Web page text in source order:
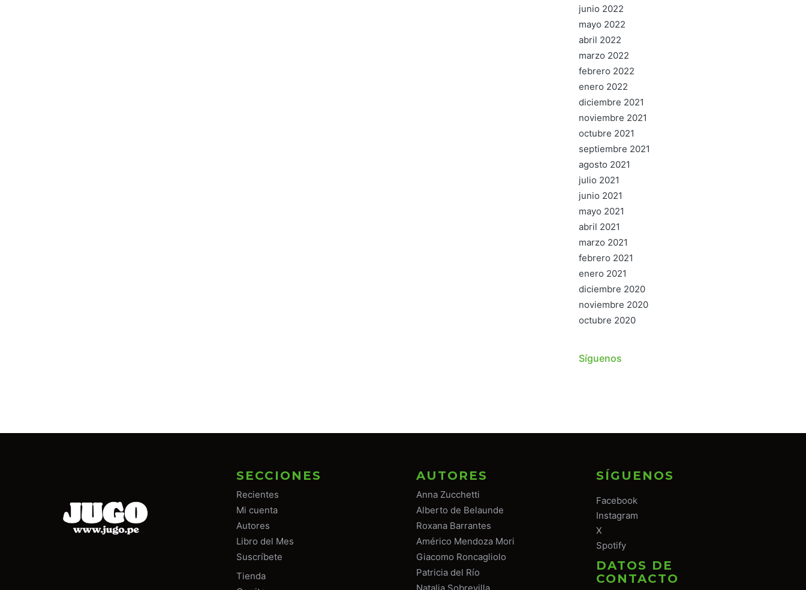
junio 2022
mayo 2022
abril 2022
marzo 2022
febrero 2022
enero 2022
diciembre 2021
noviembre 2021
octubre 2021
septiembre 2021
agosto 2021
julio 2021
junio 2021
mayo 2021
abril 2021
marzo 2021
febrero 2021
enero 2021
diciembre 2020
noviembre 2020
octubre 2020
Síguenos
SECCIONES
Recientes
Mi cuenta
Autores
Libro del Mes
Suscríbete
Tienda
AUTORES
Anna Zucchetti
Alberto de Belaunde
Roxana Barrantes
Américo Mendoza Mori
Giacomo Roncagliolo
Patricia del Río
SÍGUENOS
Facebook
Instagram
X
Spotify
DATOS DE
CONTACTO